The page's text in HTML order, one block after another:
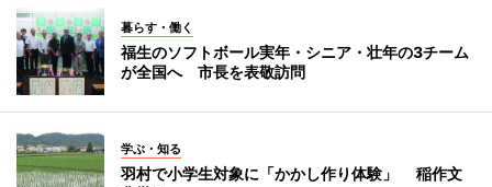
暮らす・働く
福生のソフトボール実年・シニア・壮年の3チーム
が全国へ 市長を表敬訪問
学ぶ・知る
羽村で小学生対象に「かかし作り体験」 稲作文